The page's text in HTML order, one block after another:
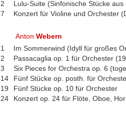
2
Lulu-Suite (Sinfonische Stücke
7
Konzert für Violine und Orchester
AntonWebern
1
Im Sommerwind (Idyll für großes
2
Passacaglia op. 1 für Orchester
3
Six Pieces for Orchestra op. 6
14
Fünf Stücke op. posth. für
19
Fünf Stücke op. 10 für Orchester
24
Konzert op. 24 für Flöte, Oboe,